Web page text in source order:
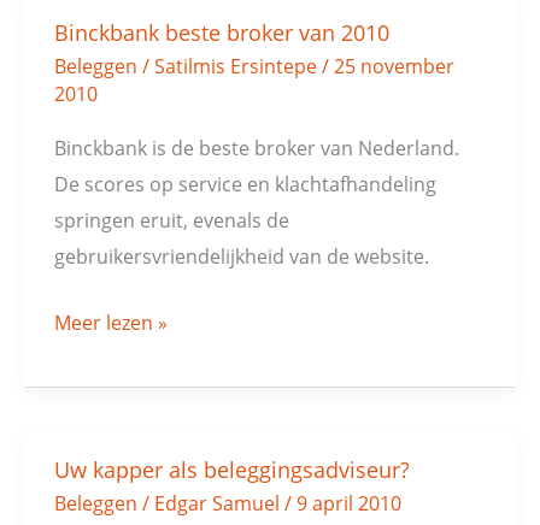
Binckbank beste broker van 2010
Beleggen /Satilmis Ersintepe/25 november
2010
Binckbank is de beste broker van Nederland.
De scores op service en klachtafhandeling
springen eruit, evenals de
gebruikersvriendelijkheid van de website.
Binckbank
beste
broker
van
2010
Meer lezen »
Uw kapper als beleggingsadviseur?
Beleggen / Edgar Samuel /9 april 2010
Uw
kapper